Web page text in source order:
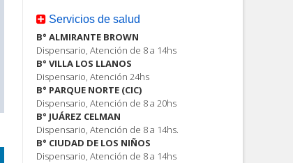
Servicios de salud
B° ALMIRANTE BROWN
Dispensario, Atención de 8 a 14hs
B° VILLA LOS LLANOS
Dispensario, Atención 24hs
B° PARQUE NORTE (CIC)
Dispensario, Atención de 8 a 20hs
B° JUÁREZ CELMAN
Dispensario, Atención de 8 a 14hs.
B° CIUDAD DE LOS NIÑOS
Dispensario, Atención de 8 a 14hs